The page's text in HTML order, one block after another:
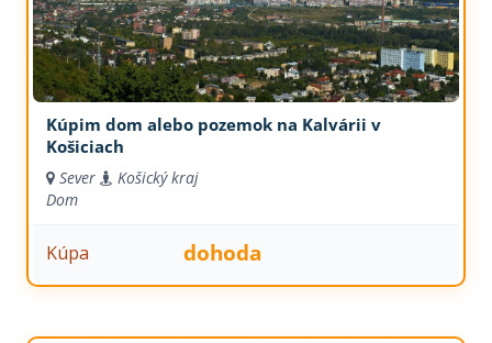
Kúpim dom alebo pozemok na Kalvárii v
Košiciach
Sever
Košický kraj
Dom
Kúpa dohoda